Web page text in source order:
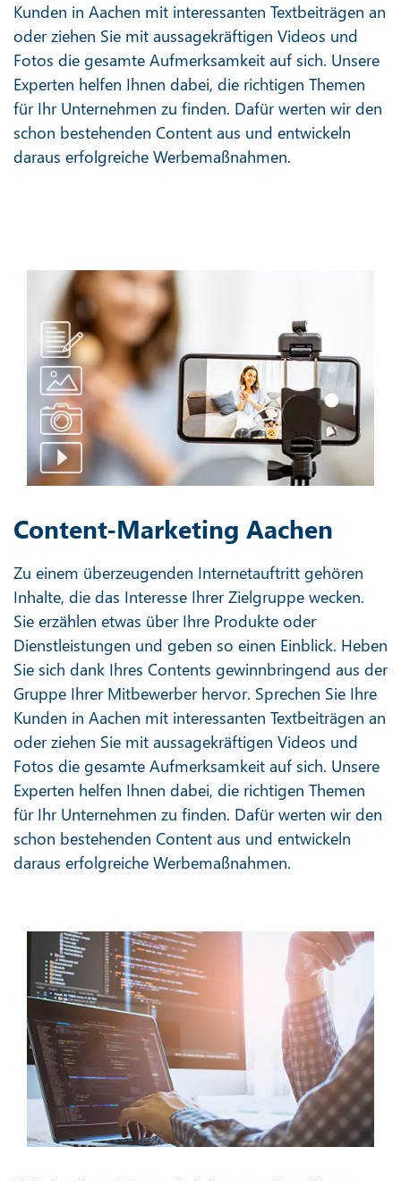
Kunden in Aachen mit interessanten Textbeiträgen an
oder ziehen Sie mit aussagekräftigen Videos und
Fotos die gesamte Aufmerksamkeit auf sich. Unsere
Experten helfen Ihnen dabei, die richtigen Themen
für Ihr Unternehmen zu finden. Dafür werten wir den
schon bestehenden Content aus und entwickeln
daraus erfolgreiche Werbemaßnahmen.
Content-Marketing Aachen
Zu einem überzeugenden Internetauftritt gehören
Inhalte, die das Interesse Ihrer Zielgruppe wecken.
Sie erzählen etwas über Ihre Produkte oder
Dienstleistungen und geben so einen Einblick. Heben
Sie sich dank Ihres Contents gewinnbringend aus der
Gruppe Ihrer Mitbewerber hervor. Sprechen Sie Ihre
Kunden in Aachen mit interessanten Textbeiträgen an
oder ziehen Sie mit aussagekräftigen Videos und
Fotos die gesamte Aufmerksamkeit auf sich. Unsere
Experten helfen Ihnen dabei, die richtigen Themen
für Ihr Unternehmen zu finden. Dafür werten wir den
schon bestehenden Content aus und entwickeln
daraus erfolgreiche Werbemaßnahmen.